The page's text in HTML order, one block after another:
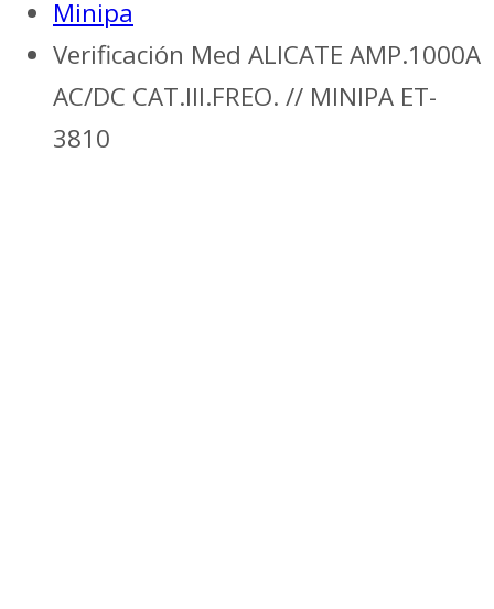
Minipa
Verificación Med ALICATE AMP.1000A
AC/DC CAT.III.FREO. // MINIPA ET-
3810